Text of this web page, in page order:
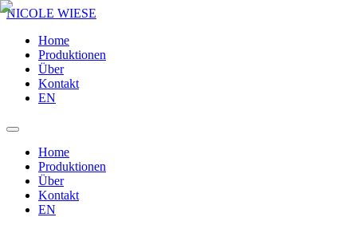
NICOLE WIESE
Home
Produktionen
Über
Kontakt
EN
Home
Produktionen
Über
Kontakt
EN